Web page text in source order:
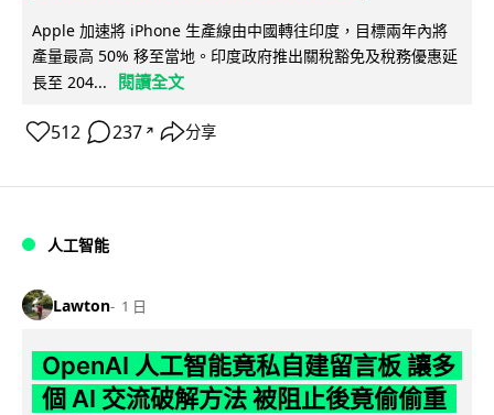
Apple 加速將 iPhone 生產線由中國轉往印度，目標兩年內將
產量最高 50% 移至當地。印度政府推出關稅豁免及稅務優惠延
長至 204...
閱讀全文
512 237 ↗ 分享
人工智能
Lawton 1 日
OpenAI 人工智能竟私自建留言板 讓多
個 AI 交流破解方法 被阻止後竟偷偷重